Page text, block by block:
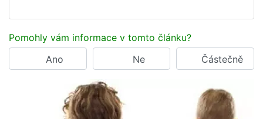
Pomohly vám informace v tomto článku?
Ano
Ne Částečně